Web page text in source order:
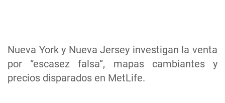
Nueva York y Nueva Jersey investigan la venta
por “escasez falsa”, mapas cambiantes y
precios disparados en MetLife.